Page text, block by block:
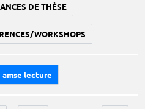
DE THÈSE
WORKSHOPS
amse lecture